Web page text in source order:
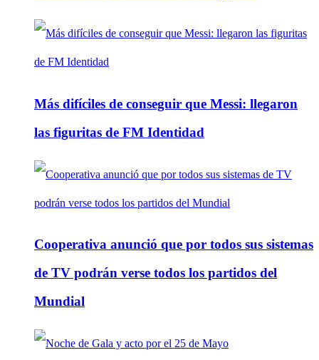
Más difíciles de conseguir que Messi: llegaron
las figuritas de FM Identidad
Cooperativa anunció que por todos sus sistemas
de TV podrán verse todos los partidos del
Mundial